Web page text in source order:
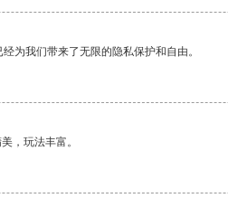
为我们带来了无限的隐私保护和自由。
，玩法丰富。